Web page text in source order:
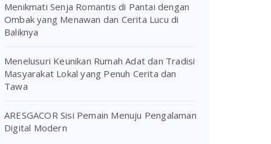
Menikmati Senja Romantis di Pantai dengan
Ombak yang Menawan dan Cerita Lucu di
Baliknya
Menelusuri Keunikan Rumah Adat dan Tradisi
Masyarakat Lokal yang Penuh Cerita dan
Tawa
ARESGACOR Sisi Pemain Menuju Pengalaman
Digital Modern